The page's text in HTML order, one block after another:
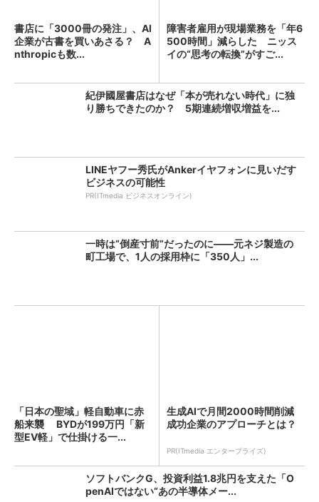
書店に「3000冊の発注」、AI
企業が古書を買いあさる？ A
nthropicも数...
障害者雇用が現場業務を「年6
500時間」減らした ニッス
イの“思考の転換”がすご...
紀伊國屋書店はなぜ「本が売れない時代」に独
り勝ちできたのか？ 5期連続増収増益を...
LINEヤフー秀氏がAnkerイヤフォンに見いだす
ビジネスの可能性
PR(ITmedia ビジネスオンライン)
一時は“倒産寸前”だったのに――元ネジ製造の
町工場で、1人の採用枠に「350人」...
「日本の聖域」軽自動車に赤
船来襲 BYDが199万円「新
型EV軽」で仕掛ける一...
生成AIで月間2000時間削減
成功企業のアプローチとは？
PR(ITmedia エンタープライズ)
ソフトバンクG、投資利益1.8兆円を支えた「O
penAIではない“あの半導体メー...